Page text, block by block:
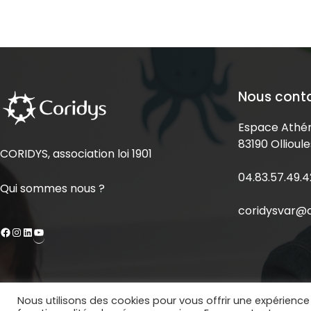
CORIDYS, association loi 1901
Qui sommes nous ?
Nous
Espace
83190
Nous utilisons des cookies pour vous offrir une